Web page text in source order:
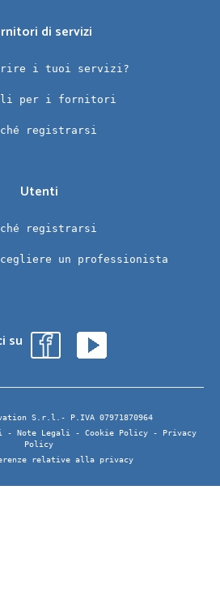
di servizi
i tuoi servizi?
per i fornitori
registrarsi
Utenti
registrarsi
un professionista
su
S.r.l.- P.IVA 07971870964
- Note Legali - Cookie Policy -
Privacy
Policy
relative alla privacy